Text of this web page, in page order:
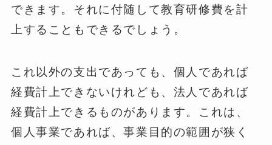
できます。それに付随して教育研修費を計
上することもできるでしょう。
これ以外の支出であっても、個人であれば
経費計上できないけれども、法人であれば
経費計上できるものがあります。これは、
個人事業であれば、事業目的の範囲が狭く